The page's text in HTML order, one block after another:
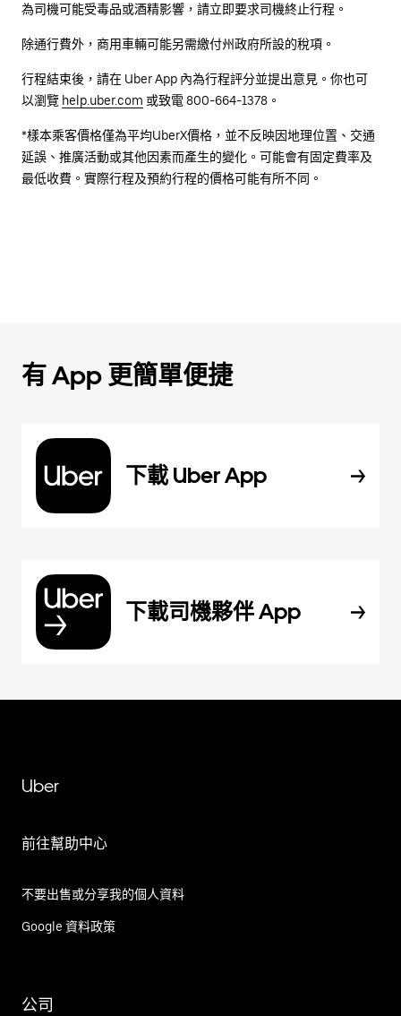
為司機可能受毒品或酒精影響，請立即要求司機終止行程。
除通行費外，商用車輛可能另需繳付州政府所設的稅項。
行程結束後，請在 Uber App 內為行程評分並提出意見。你也可
以瀏覽 help.uber.com 或致電 800-664-1378。
*樣本乘客價格僅為平均UberX價格，並不反映因地理位置、交通
延誤、推廣活動或其他因素而產生的變化。可能會有固定費率及
最低收費。實際行程及預約行程的價格可能有所不同。
有 App 更簡單便捷
下載 Uber App
下載司機夥伴 App
Uber
前往幫助中心
不要出售或分享我的個人資料
Google 資料政策
公司